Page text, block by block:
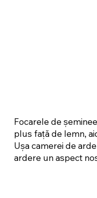
Focarele de
plus față de lemn,
Ușa camerei de
ardere un aspect